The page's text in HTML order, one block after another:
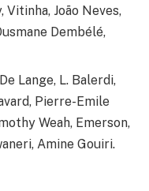
Vitinha, João Neves,
Dembélé,
Lange, L. Balerdi,
Pierre-Emile
Weah, Emerson,
Amine Gouiri.